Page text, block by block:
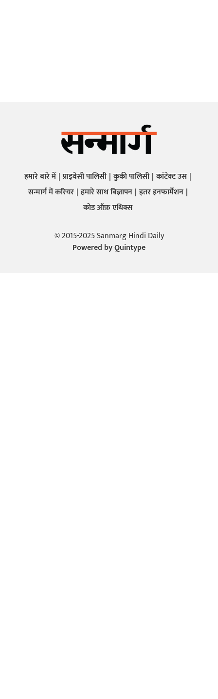
हमारे बारे में प्राइवेसी पालिसी कुकी पालिसी कांटेक्ट उस
सन्मार्ग में करियर हमारे साथ बिज्ञापन इतर इनफार्मेशन
कोड ऑफ़ एथिक्स
© 2015-2025 Sanmarg Hindi Daily
Powered byQuintype